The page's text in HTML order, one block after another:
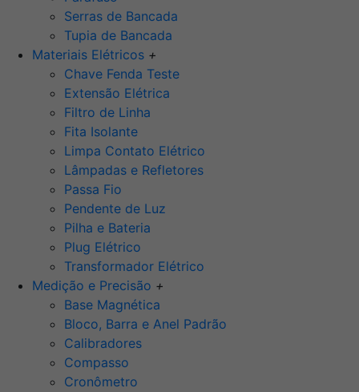
Serras de Bancada
Tupia de Bancada
Materiais Elétricos +
Chave Fenda Teste
Extensão Elétrica
Filtro de Linha
Fita Isolante
Limpa Contato Elétrico
Lâmpadas e Refletores
Passa Fio
Pendente de Luz
Pilha e Bateria
Plug Elétrico
Transformador Elétrico
Medição e Precisão +
Base Magnética
Bloco, Barra e Anel Padrão
Calibradores
Compasso
Cronômetro